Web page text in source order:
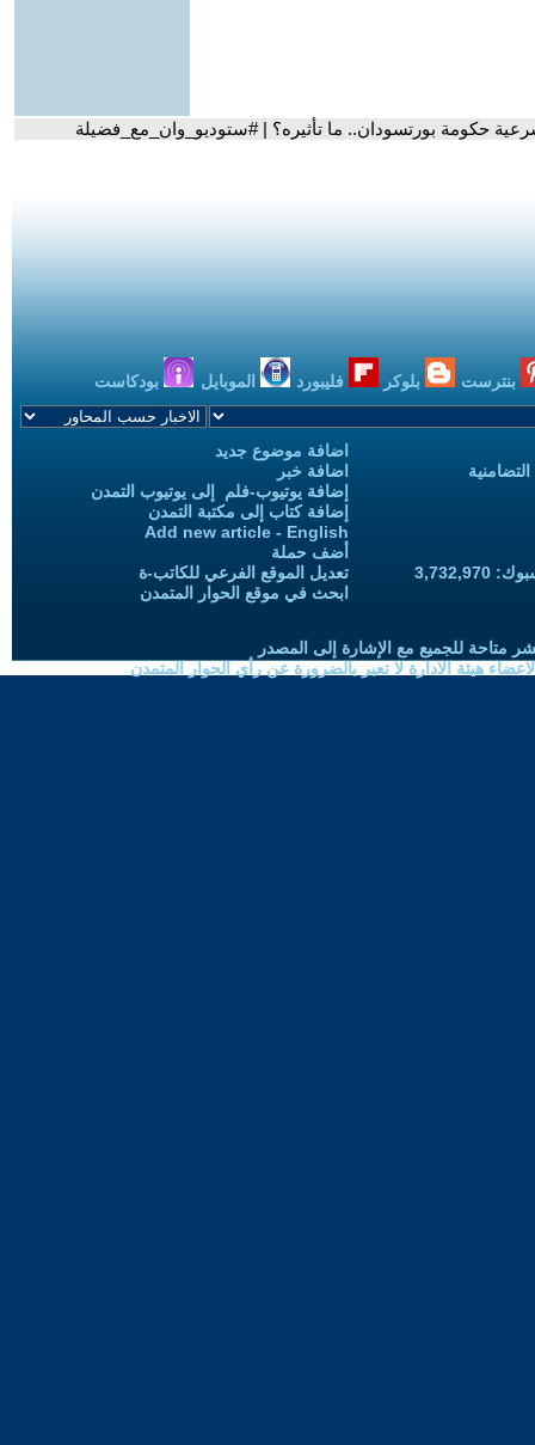
حكومة بورتسودان.. ما تأثيره؟ | #ستوديو_وان_مع_فضيلة
بنترست بلوكر فليبورد الموبايل بودكاست
اضافة موضوع جديد
اضافة خبر
إضافة يوتيوب-فلم إلى يوتيوب التمدن
إضافة كتاب إلى مكتبة التمدن
Add new article - English
أضف حملة
تعديل الموقع الفرعي للكاتب-ة
ابحث في موقع الحوار المتمدن
متاحة للجميع مع الإشارة إلى المصدر
هيئة الادارة لا تعبر بالضرورة عن رأي الحوار المتمدن